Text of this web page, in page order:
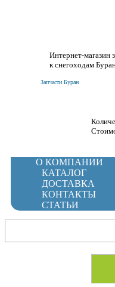
Интернет-магазин
к снегоходам
Запчасти Буран
О КОМПАНИИ
КАТАЛОГ
ДОСТАВКА
КОНТАКТЫ
СТАТЬИ